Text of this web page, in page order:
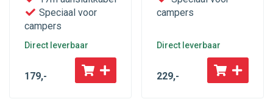
Speciaal voor
campers
Direct leverbaar
179,-
campers
Direct leverbaar
229,-